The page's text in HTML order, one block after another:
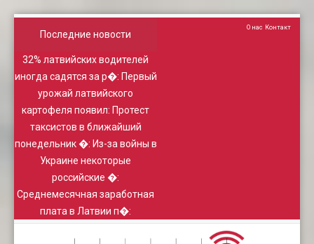
Последние новости
32% латвийских водителей
иногда садятся за р�: Первый
урожай латвийского
картофеля появил: Протест
таксистов в ближайший
понедельник �: Из-за войны в
Украине некоторые
российские �:
Среднемесячная заработная
плата в Латвии п�:
О нас Контакт